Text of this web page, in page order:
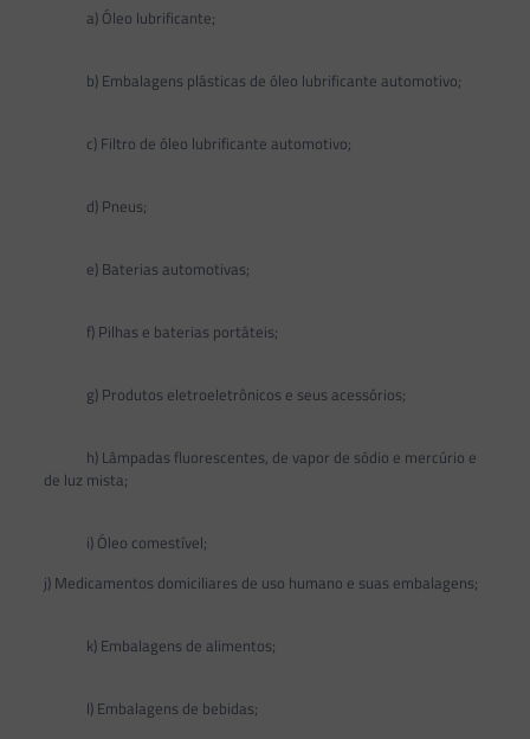
a) Óleo lubrificante;
b) Embalagens plásticas de óleo lubrificante automotivo;
c) Filtro de óleo lubrificante automotivo;
d) Pneus;
e) Baterias automotivas;
f) Pilhas e baterias portáteis;
g) Produtos eletroeletrônicos e seus acessórios;
h) Lâmpadas fluorescentes, de vapor de sódio e mercúrio e
de luz mista;
i) Óleo comestível;
j) Medicamentos domiciliares de uso humano e suas embalagens;
k) Embalagens de alimentos;
l) Embalagens de bebidas;